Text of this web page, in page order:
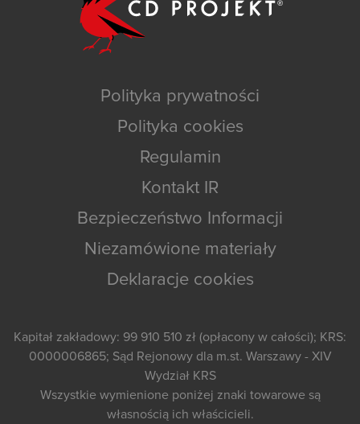
Polityka prywatności
Polityka cookies
Regulamin
Kontakt IR
Bezpieczeństwo Informacji
Niezamówione materiały
Deklaracje cookies
Kapitał zakładowy: 99 910 510 zł (opłacony w całości); KRS:
0000006865; Sąd Rejonowy dla m.st. Warszawy - XIV
Wydział KRS
Wszystkie wymienione poniżej znaki towarowe są
własnością ich właścicieli.